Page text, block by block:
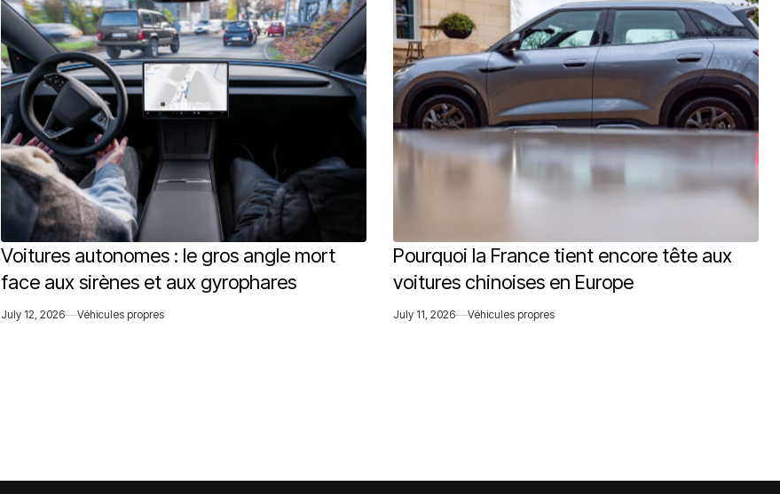
Voitures autonomes : le gros angle mort
face aux sirènes et aux gyrophares
July 12, 2026 Véhicules propres
Pourquoi la France tient encore tête aux
voitures chinoises en Europe
July 11, 2026 Véhicules propres